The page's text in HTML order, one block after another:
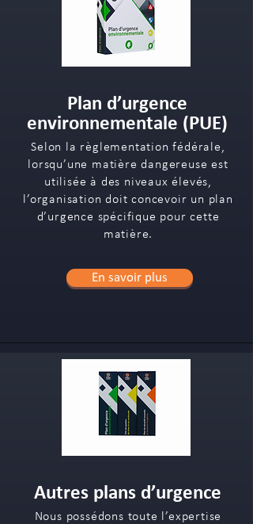
Plan d’urgence
environnementale (PUE)
Selon la règlementation fédérale,
lorsqu’une matière dangereuse est
utilisée à des niveaux élevés,
l’organisation doit concevoir un plan
d’urgence spécifique pour cette
matière.
En savoir plus
Autres plans d’urgence
Nous possédons toute l’expertise